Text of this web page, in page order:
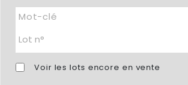
Voir les lots encore en vente